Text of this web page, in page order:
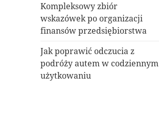
Kompleksowy zbiór
wskazówek po organizacji
finansów przedsiębiorstwa
Jak poprawić odczucia z
podróży autem w codziennym
użytkowaniu